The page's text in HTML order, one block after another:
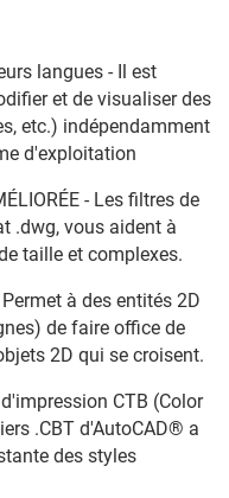
langues - Il est
et de visualiser des
etc.) indépendamment
d'exploitation
- Les filtres de
.dwg, vous aident à
taille et complexes.
à des entités 2D
de faire office de
2D qui se croisent.
CTB (Color
.CBT d'AutoCAD® a
des styles